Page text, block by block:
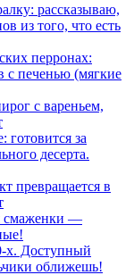
рассказываю,
из того, что есть
перронах:
с печенью (мягкие
с вареньем,
за
десерта.
превращается в
смаженки —
х. Доступный
оближешь!